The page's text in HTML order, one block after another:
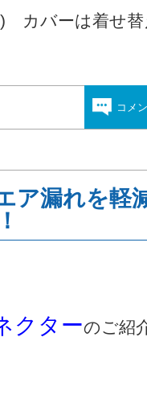
カバーは着せ替
コメ
ア漏れを
クターのご紹